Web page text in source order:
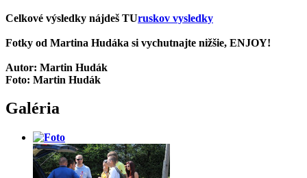
Celkové výsledky nájdeš TUruskov vysledky
Fotky od Martina Hudáka si vychutnajte nižšie, ENJOY!
Autor: Martin Hudák
Foto: Martin Hudák
Galéria